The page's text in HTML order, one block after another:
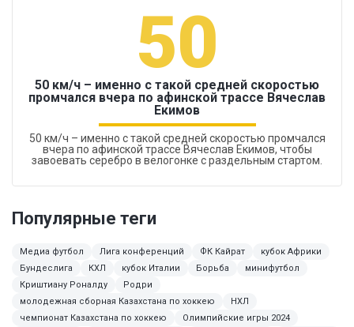
50
50 км/ч – именно с такой средней скоростью
промчался вчера по афинской трассе Вячеслав
Екимов
50 км/ч – именно с такой средней скоростью промчался
вчера по афинской трассе Вячеслав Екимов, чтобы
завоевать серебро в велогонке с раздельным стартом.
Популярные теги
Медиа футбол Лига конференций ФК Кайрат
кубок Африки
Бундеслига
КХЛ кубок Италии Борьба
минифутбол
Криштиану Роналду
Родри
молодежная сборная Казахстана по хоккею
НХЛ
чемпионат Казахстана по хоккею
Олимпийские игры 2024